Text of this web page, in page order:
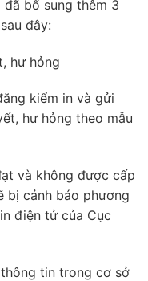
bổ sung thêm 3
đây:
hư hỏng
kiểm in và gửi
hư hỏng theo mẫu
và không được cấp
bị cảnh báo phương
điện tử của Cục
tin trong cơ sở